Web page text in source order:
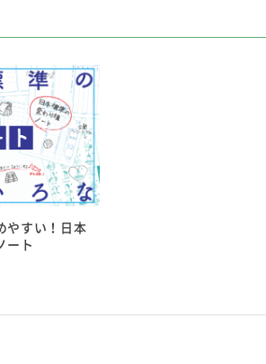
えし漢字ドリルの「新しい漢字」「読む」「
字1文字ごとになぞったり書き込んだりしな
と同じ例文や熟語をなぞり練習することで
読みを書く場所がわかりやすいように、太い
えし漢字ドリルに対応した問題で、小テスト
が広いので、児童が余裕を持って書きこめま
マス目で、まちがった漢字の復習などに使え
」でお届けします。
：光村 東書 教出（2～6年）
やすい！日本
ート